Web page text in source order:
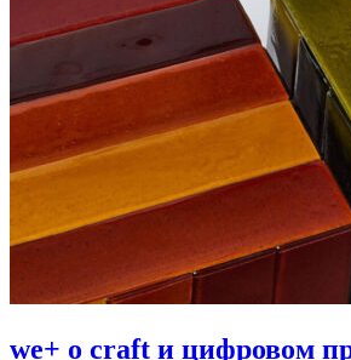
we+ о craft и цифровом